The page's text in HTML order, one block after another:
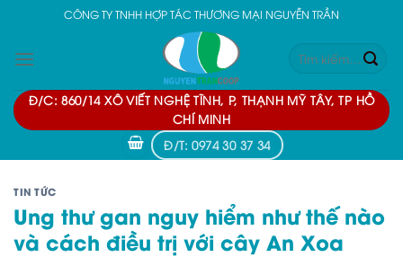
content
CÔNG TY TNHH HỢP TÁC THƯƠNG MẠI NGUYỄN TRẦN
Tìm
kiếm:
Đ/C: 860/14 XÔ VIẾT NGHỆ TĨNH, P, THẠNH MỸ TÂY, TP HỒ
CHÍ MINH
Đ/T: 0974 30 37 34
TIN TỨC
Ung thư gan nguy hiểm như thế nào
và cách điều trị với cây An Xoa